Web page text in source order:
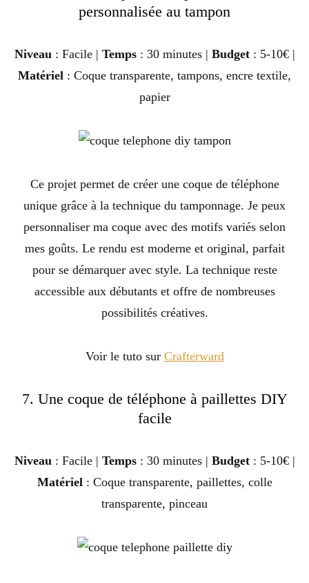
personnalisée au tampon
Niveau: Facile | Temps: 30 minutes | Budget: 5-10€ |
Matériel : Coque transparente, tampons, encre textile,
papier
Ce projet permet de créer une coque de téléphone
unique grâce à la technique du tamponnage. Je peux
personnaliser ma coque avec des motifs variés selon
mes goûts. Le rendu est moderne et original, parfait
pour se démarquer avec style. La technique reste
accessible aux débutants et offre de nombreuses
possibilités créatives.
Voir le tuto sur Crafterward
7. Une coque de téléphone à paillettes DIY
facile
Niveau: Facile | Temps: 30 minutes | Budget: 5-10€ |
Matériel: Coque transparente, paillettes, colle
transparente, pinceau